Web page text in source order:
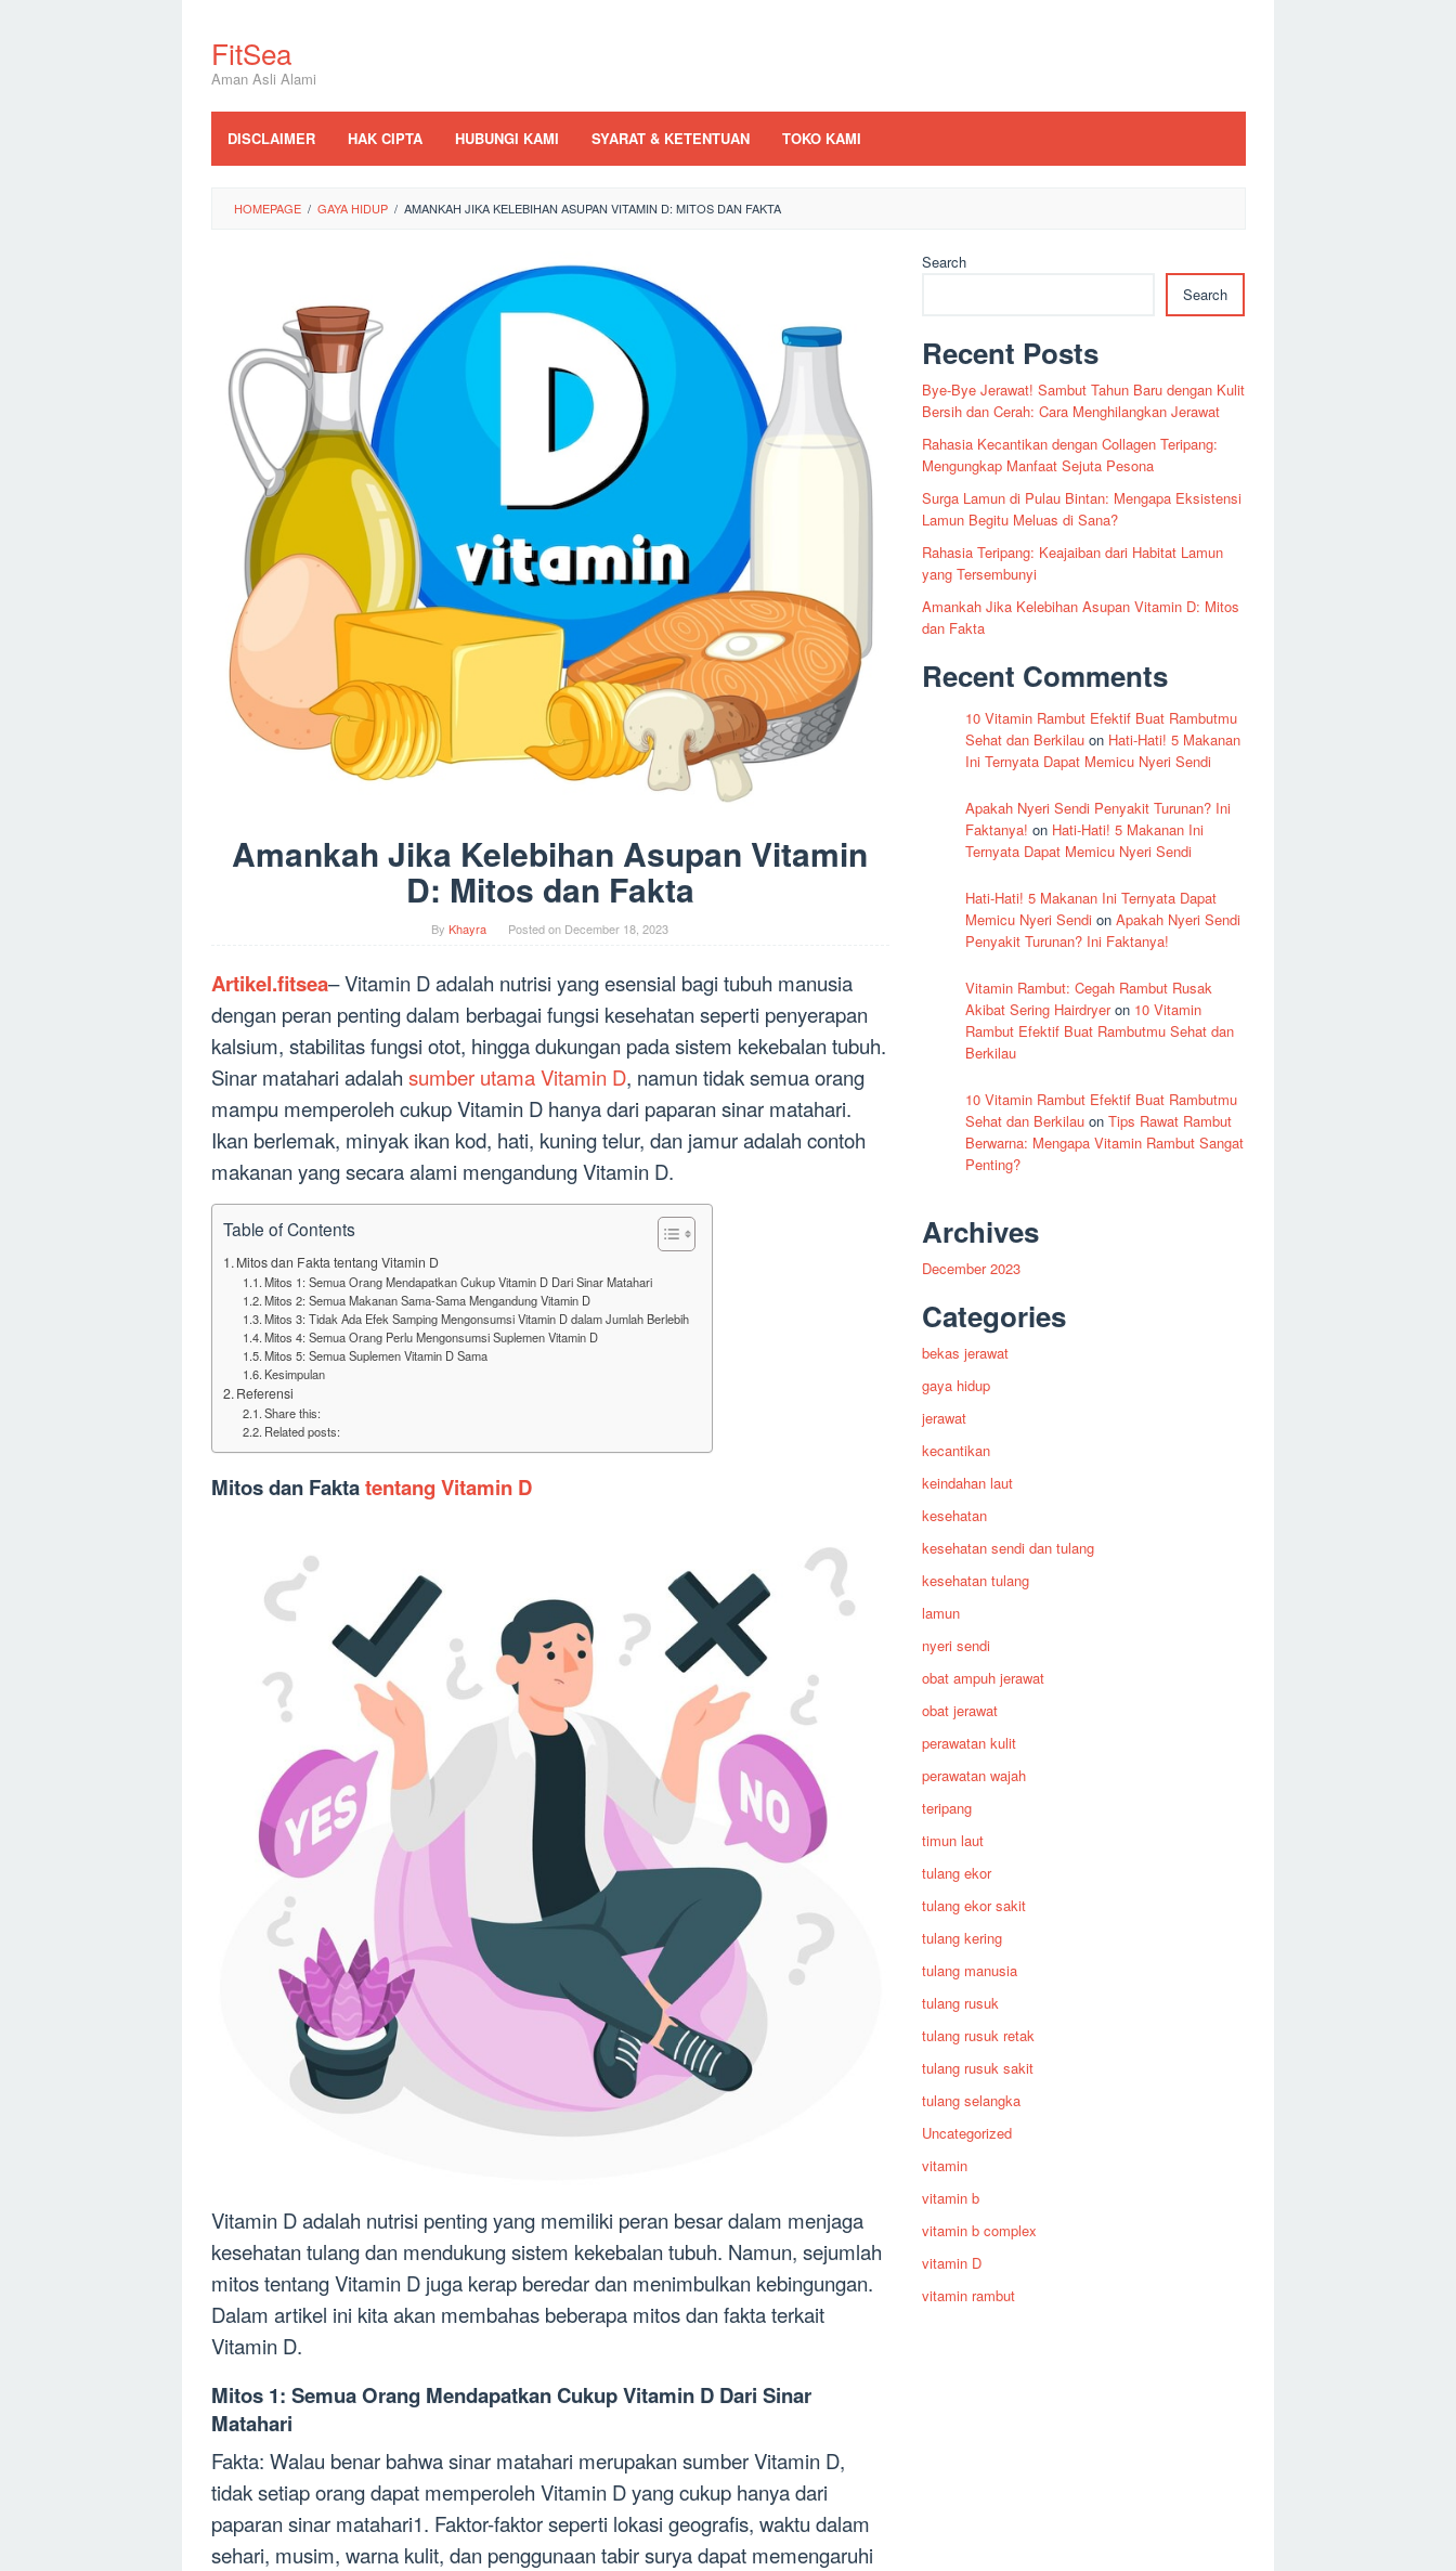
contentFitSea
Aman Asli Alami
DISCLAIMER HAK CIPTA HUBUNGI KAMI SYARAT & KETENTUAN TOKO KAMI
HOMEPAGE / GAYA HIDUP / AMANKAH JIKA KELEBIHAN ASUPAN VITAMIN D: MITOS DAN FAKTA
Amankah Jika Kelebihan Asupan Vitamin
D: Mitos dan Fakta
ByKhayra Posted on December 18, 2023
Artikel.fitsea– Vitamin D adalah nutrisi yang esensial bagi tubuh manusia
dengan peran penting dalam berbagai fungsi kesehatan seperti penyerapan
kalsium, stabilitas fungsi otot, hingga dukungan pada sistem kekebalan tubuh.
Sinar matahari adalah sumber utama Vitamin D, namun tidak semua orang
mampu memperoleh cukup Vitamin D hanya dari paparan sinar matahari.
Ikan berlemak, minyak ikan kod, hati, kuning telur, dan jamur adalah contoh
makanan yang secara alami mengandung Vitamin D.
Table of Contents
Mitos dan Fakta tentang Vitamin D
Mitos 1: Semua Orang Mendapatkan Cukup Vitamin D Dari Sinar Matahari
Mitos 2: Semua Makanan Sama-Sama Mengandung Vitamin D
Mitos 3: Tidak Ada Efek Samping Mengonsumsi Vitamin D dalam Jumlah Berlebih
Mitos 4: Semua Orang Perlu Mengonsumsi Suplemen Vitamin D
Mitos 5: Semua Suplemen Vitamin D Sama
Kesimpulan
Referensi
Share this:
Related posts:
Mitos dan Faktatentang Vitamin D
Vitamin D adalah nutrisi penting yang memiliki peran besar dalam menjaga
kesehatan tulang dan mendukung sistem kekebalan tubuh. Namun, sejumlah
mitos tentang Vitamin D juga kerap beredar dan menimbulkan kebingungan.
Dalam artikel ini kita akan membahas beberapa mitos dan fakta terkait
Vitamin D.
Mitos 1: Semua Orang Mendapatkan Cukup Vitamin D Dari Sinar
Matahari
Fakta: Walau benar bahwa sinar matahari merupakan sumber Vitamin D,
tidak setiap orang dapat memperoleh Vitamin D yang cukup hanya dari
paparan sinar matahari1. Faktor-faktor seperti lokasi geografis, waktu dalam
sehari, musim, warna kulit, dan penggunaan tabir surya dapat memengaruhi
Search
Search
Recent Posts
Bye-Bye Jerawat! Sambut Tahun Baru dengan Kulit
Bersih dan Cerah: Cara Menghilangkan Jerawat
Rahasia Kecantikan dengan Collagen Teripang:
Mengungkap Manfaat Sejuta Pesona
Surga Lamun di Pulau Bintan: Mengapa Eksistensi
Lamun Begitu Meluas di Sana?
Rahasia Teripang: Keajaiban dari Habitat Lamun
yang Tersembunyi
Amankah Jika Kelebihan Asupan Vitamin D: Mitos
dan Fakta
Recent Comments
10 Vitamin Rambut Efektif Buat Rambutmu
Sehat dan Berkilau on Hati-Hati! 5 Makanan
Ini Ternyata Dapat Memicu Nyeri Sendi
Apakah Nyeri Sendi Penyakit Turunan? Ini
Faktanya! on Hati-Hati! 5 Makanan Ini
Ternyata Dapat Memicu Nyeri Sendi
Hati-Hati! 5 Makanan Ini Ternyata Dapat
Memicu Nyeri Sendi onApakah Nyeri Sendi
Penyakit Turunan? Ini Faktanya!
Vitamin Rambut: Cegah Rambut Rusak
Akibat Sering Hairdryeron 10 Vitamin
Rambut Efektif Buat Rambutmu Sehat dan
Berkilau
10 Vitamin Rambut Efektif Buat Rambutmu
Sehat dan Berkilau onTips Rawat Rambut
Berwarna: Mengapa Vitamin Rambut Sangat
Penting?
Archives
December 2023
Categories
bekas jerawat
gaya hidup
jerawat
kecantikan
keindahan laut
kesehatan
kesehatan sendi dan tulang
kesehatan tulang
lamun
nyeri sendi
obat ampuh jerawat
obat jerawat
perawatan kulit
perawatan wajah
teripang
timun laut
tulang ekor
tulang ekor sakit
tulang kering
tulang manusia
tulang rusuk
tulang rusuk retak
tulang rusuk sakit
tulang selangka
Uncategorized
vitamin
vitamin b
vitamin b complex
vitamin D
vitamin rambut